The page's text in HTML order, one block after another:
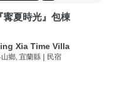
寗夏時光』包棟
Xia Time Villa
鄉, 宜蘭縣 民宿